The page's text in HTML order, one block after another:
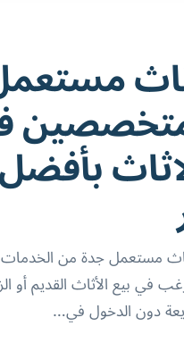
بأفضل
مستعمل جدة من الخدمات
في بيع الأثاث القديم أو
دون الدخول في…